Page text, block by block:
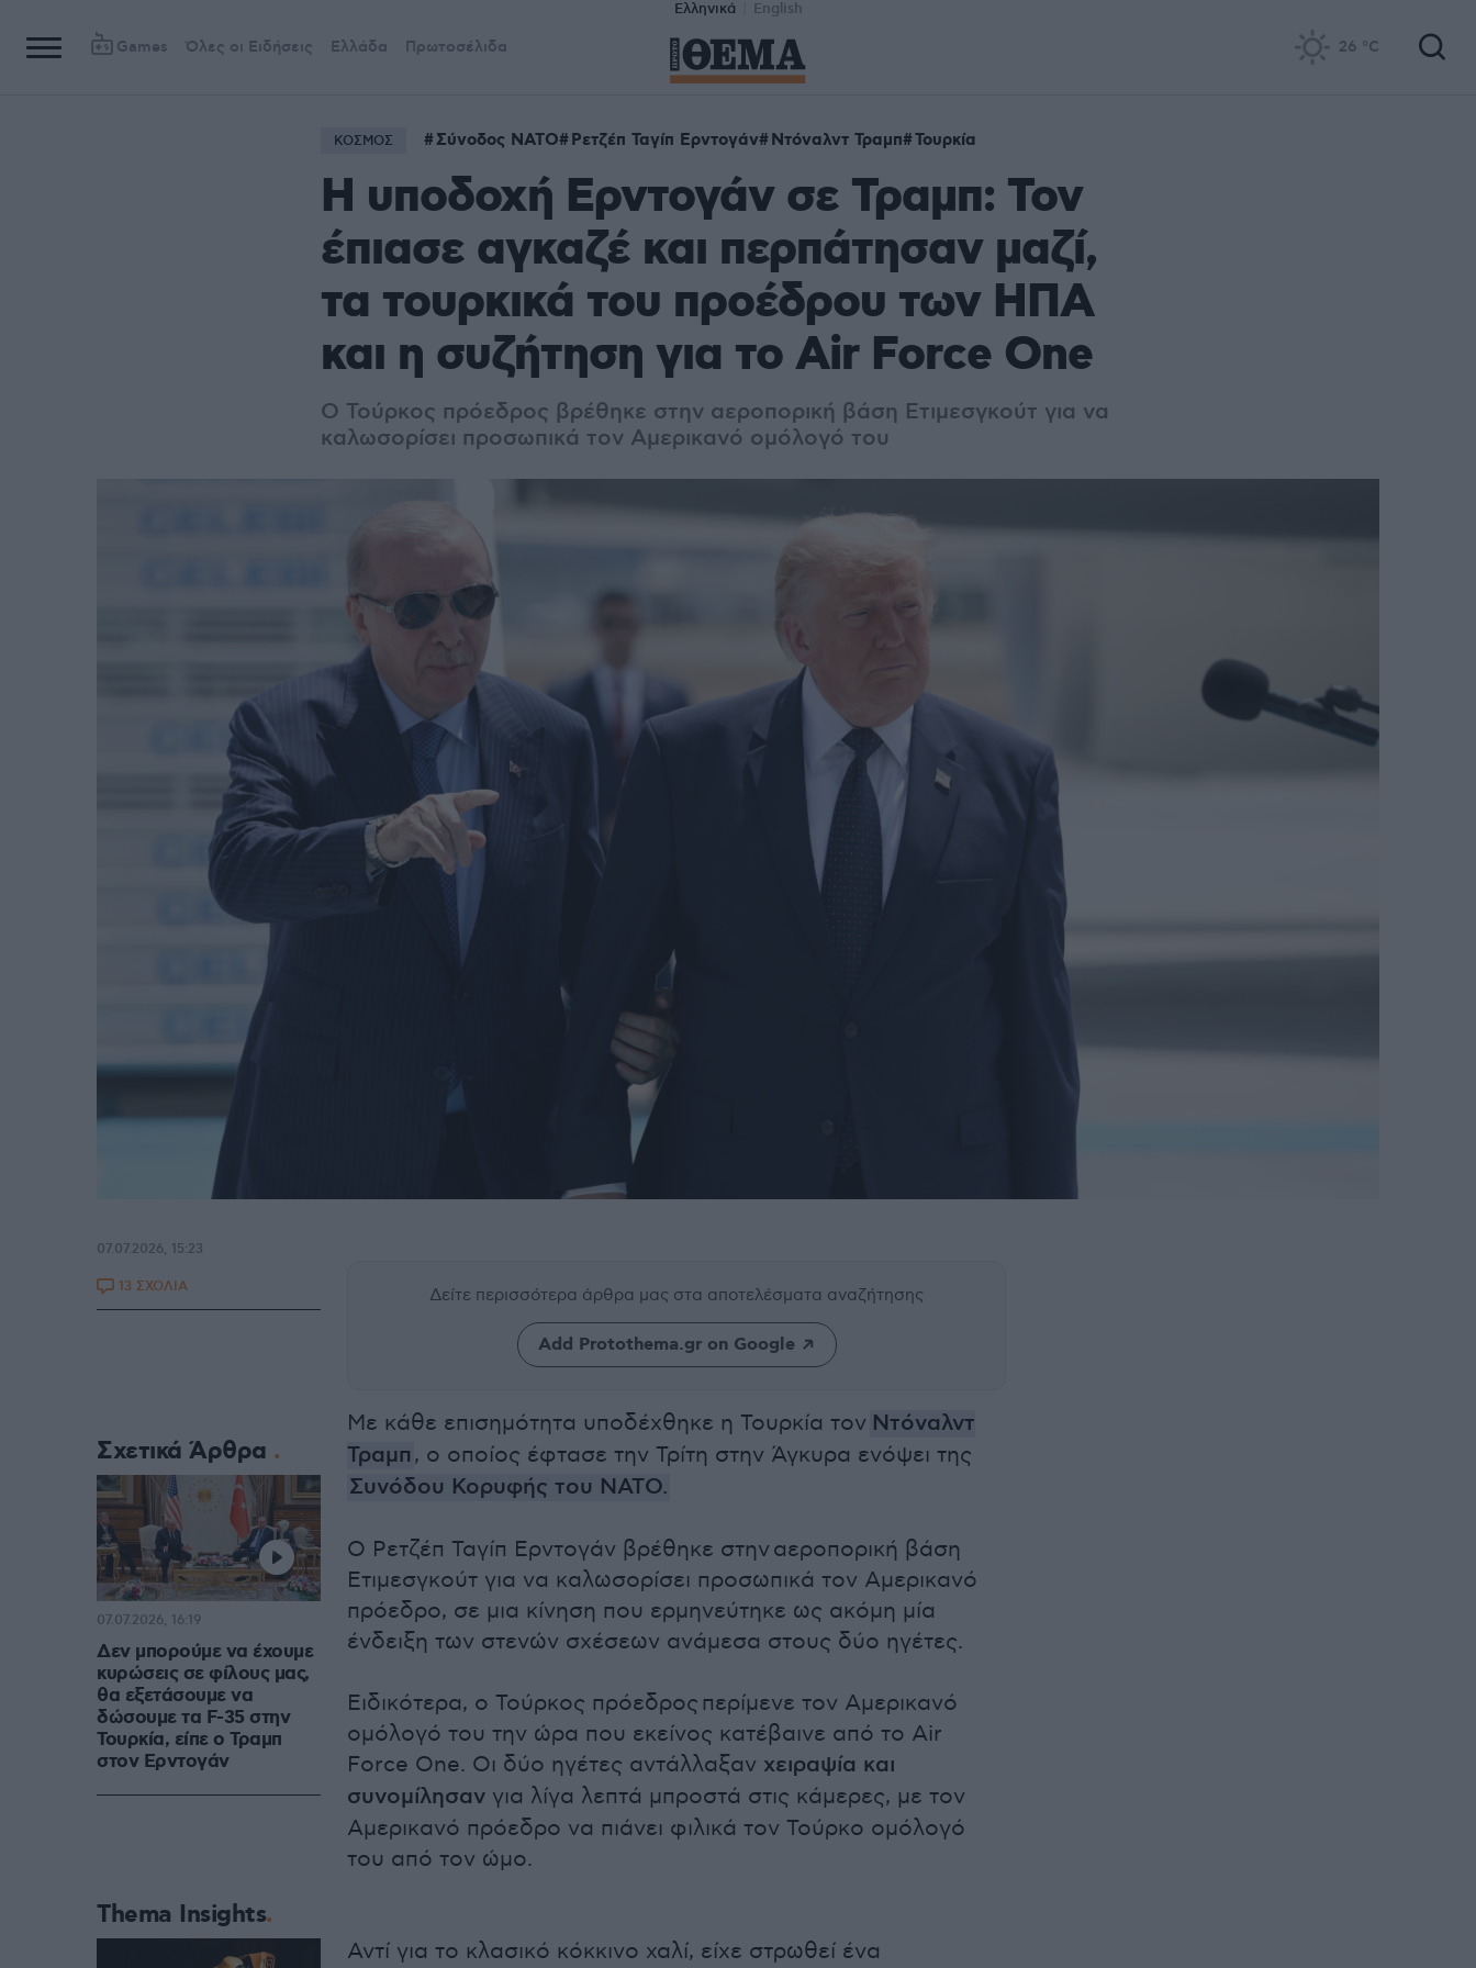
Ελληνικά English
Games Όλες οι Ειδήσεις Ελλάδα Πρωτοσέλιδα 26 °C
ΚΟΣΜΟΣ Σύνοδος ΝΑΤΟ Ρετζέπ Ταγίπ Ερντογάν Ντόναλντ Τραμπ Τουρκία
Η υποδοχή Ερντογάν σε Τραμπ: Τον
έπιασε αγκαζέ και περπάτησαν μαζί,
τα τουρκικά του προέδρου των ΗΠΑ
και η συζήτηση για το Air Force One
Ο Τούρκος πρόεδρος βρέθηκε στην αεροπορική βάση Ετιμεσγκούτ για να
καλωσορίσει προσωπικά τον Αμερικανό ομόλογό του
Δείτε περισσότερα άρθρα μας στα αποτελέσματα αναζήτησης
Add Protothema.gr on Google
Με κάθε επισημότητα υποδέχθηκε η Τουρκία τον Ντόναλντ
Τραμπ , ο οποίος έφτασε την Τρίτη στην Άγκυρα ενόψει της
Συνόδου Κορυφής του ΝΑΤΟ.
Ο Ρετζέπ Ταγίπ Ερντογάν βρέθηκε στην αεροπορική βάση
Ετιμεσγκούτ για να καλωσορίσει προσωπικά τον Αμερικανό
πρόεδρο, σε μια κίνηση που ερμηνεύτηκε ως ακόμη μία
ένδειξη των στενών σχέσεων ανάμεσα στους δύο ηγέτες.
Ειδικότερα, ο Τούρκος πρόεδρος περίμενε τον Αμερικανό
ομόλογό του την ώρα που εκείνος κατέβαινε από το Air
Force One. Οι δύο ηγέτες αντάλλαξαν χειραψία και
συνομίλησαν για λίγα λεπτά μπροστά στις κάμερες, με τον
Αμερικανό πρόεδρο να πιάνει φιλικά τον Τούρκο ομόλογό
του από τον ώμο.
Αντί για το κλασικό κόκκινο χαλί, είχε στρωθεί ένα
07.07.2026, 15:23
13 ΣΧΟΛΙΑ
Σχετικά Άρθρα
Δεν μπορούμε να έχουμε
κυρώσεις σε φίλους μας,
θα εξετάσουμε να
δώσουμε τα F-35 στην
Τουρκία, είπε ο Τραμπ
στον Ερντογάν
07.07.2026, 16:19
Thema Insights